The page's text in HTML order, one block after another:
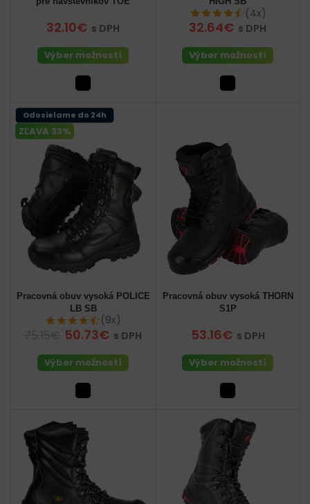
32.10€ s DPH
Výber možností
(4x)
32.64€ s DPH
Výber možností
ZĽAVA 33%
Odosielame do 24h
Pracovná obuv vysoká POLICE
LB SB
(9x)
50.73€ s DPH
Výber možností
Pracovná obuv vysoká THORN
S1P
53.16€ s DPH
Výber možností